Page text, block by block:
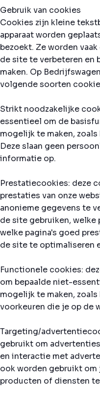
Gebruik van cookies
Cookies zijn kleine
apparaat worden
bezoekt. Ze worden
de site te verbeteren en
maken. Op
volgende soorten
Strikt noodzakelijke
essentieel om de
mogelijk te maken,
Deze slaan geen
informatie op.
Prestatiecookies: deze
prestaties van onze
anonieme gegevens te
de site gebruiken, welke
welke pagina's goed
de site te optimaliseren
Functionele cookies:
om bepaalde niet-
mogelijk te maken,
voorkeuren die je op de
Targeting/
gebruikt om
en interactie met
ook worden gebruikt
producten of diensten